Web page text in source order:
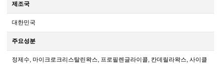
제조국
대한민국
주요성분
정제수, 마이크로크리스탈린왁스, 프로필렌글라이콜, 칸데릴라왁스, 사이클